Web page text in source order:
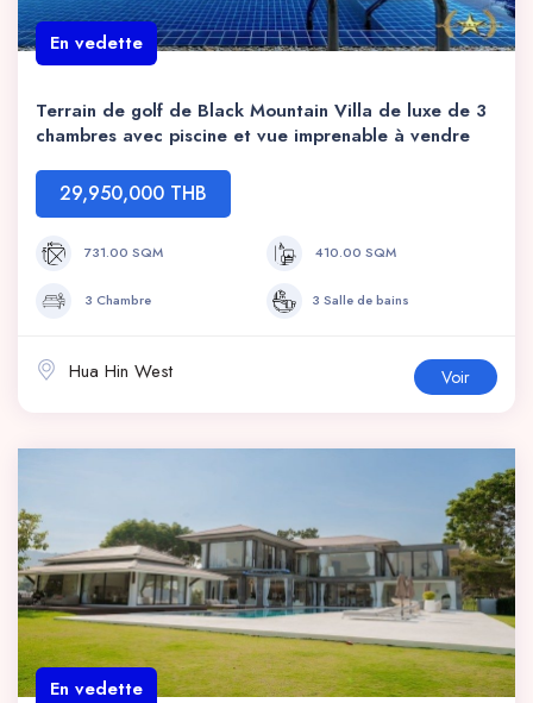
En vedette
Terrain de golf de Black Mountain Villa de luxe de 3
chambres avec piscine et vue imprenable à vendre
29,950,000 THB
731.00 SQM 410.00 SQM
3 Chambre 3 Salle de bains
Hua Hin West Voir
En vedette